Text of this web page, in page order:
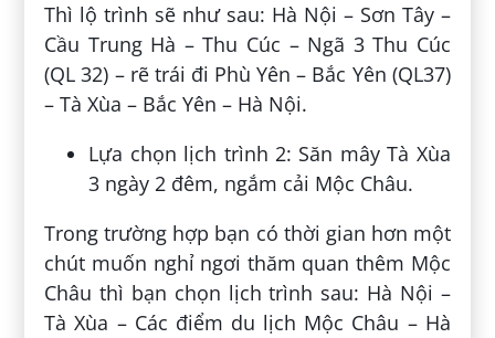
Thì lộ trình sẽ như sau: Hà Nội – Sơn Tây –
Cầu Trung Hà – Thu Cúc – Ngã 3 Thu Cúc
(QL 32) – rẽ trái đi Phù Yên – Bắc Yên (QL37)
– Tà Xùa – Bắc Yên – Hà Nội.
Lựa chọn lịch trình 2: Săn mây Tà Xùa
3 ngày 2 đêm, ngắm cải Mộc Châu.
Trong trường hợp bạn có thời gian hơn một
chút muốn nghỉ ngơi thăm quan thêm Mộc
Châu thì bạn chọn lịch trình sau: Hà Nội –
Tà Xùa – Các điểm du lịch Mộc Châu – Hà